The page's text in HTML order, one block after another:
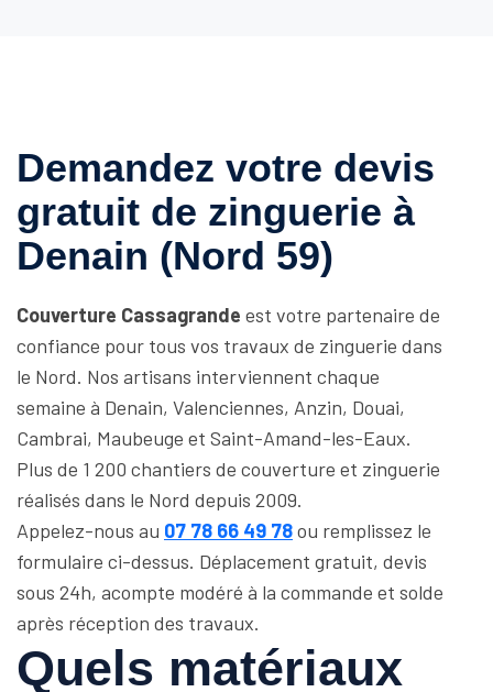
Demandez votre devis
gratuit de zinguerie à
Denain (Nord 59)
Couverture Cassagrande est votre partenaire de
confiance pour tous vos travaux de zinguerie dans
le Nord. Nos artisans interviennent chaque
semaine à Denain, Valenciennes, Anzin, Douai,
Cambrai, Maubeuge et Saint-Amand-les-Eaux.
Plus de 1 200 chantiers de couverture et zinguerie
réalisés dans le Nord depuis 2009.
Appelez-nous au 07 78 66 49 78ou remplissez le
formulaire ci-dessus. Déplacement gratuit, devis
sous 24h, acompte modéré à la commande et solde
après réception des travaux.
Quels matériaux